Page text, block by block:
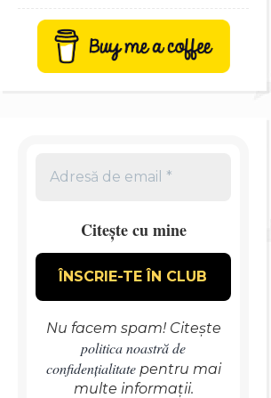
Citește cu mine
Nu facem spam! Citește
politica noastră de
confidențialitatepentru mai
multe informații.